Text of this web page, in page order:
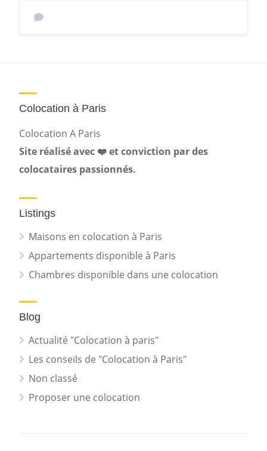
Colocation à Paris
Colocation A Paris
Site réalisé avec ❤️ et conviction par des
colocataires passionnés.
Listings
Maisons en colocation à Paris
Appartements disponible à Paris
Chambres disponible dans une colocation
Blog
Actualité "Colocation à paris"
Les conseils de "Colocation à Paris"
Non classé
Proposer une colocation